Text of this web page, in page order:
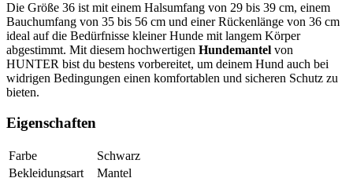
Die Größe 36 ist mit einem Halsumfang von 29 bis 39 cm, einem
Bauchumfang von 35 bis 56 cm und einer Rückenlänge von 36 cm
ideal auf die Bedürfnisse kleiner Hunde mit langem Körper
abgestimmt. Mit diesem hochwertigen Hundemantel von
HUNTER bist du bestens vorbereitet, um deinem Hund auch bei
widrigen Bedingungen einen komfortablen und sicheren Schutz zu
bieten.
Eigenschaften
Farbe
Schwarz
Bekleidungsart
Mantel